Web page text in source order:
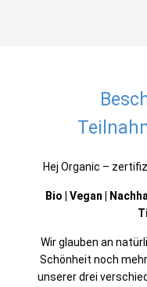
Hej Organic –
Bio | Vegan |
Wir glauben an
Schönheit noch
unserer drei